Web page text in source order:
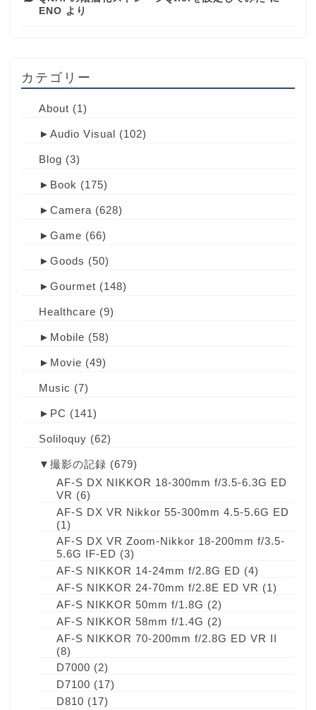
ENO より
カテゴリー
About (1)
► Audio Visual (102)
Blog (3)
► Book (175)
► Camera (628)
► Game (66)
► Goods (50)
► Gourmet (148)
Healthcare (9)
► Mobile (58)
► Movie (49)
Music (7)
► PC (141)
Soliloquy (62)
▼ 撮影の記録 (679)
AF-S DX NIKKOR 18-300mm f/3.5-6.3G ED
VR (6)
AF-S DX VR Nikkor 55-300mm 4.5-5.6G ED
(1)
AF-S DX VR Zoom-Nikkor 18-200mm f/3.5-
5.6G IF-ED (3)
AF-S NIKKOR 14-24mm f/2.8G ED (4)
AF-S NIKKOR 24-70mm f/2.8E ED VR (1)
AF-S NIKKOR 50mm f/1.8G (2)
AF-S NIKKOR 58mm f/1.4G (2)
AF-S NIKKOR 70-200mm f/2.8G ED VR II
(8)
D7000 (2)
D7100 (17)
D810 (17)